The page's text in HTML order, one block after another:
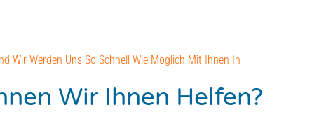
Wir Werden Uns So Schnell Wie Möglich Mit Ihnen In
Wir Ihnen Helfen?